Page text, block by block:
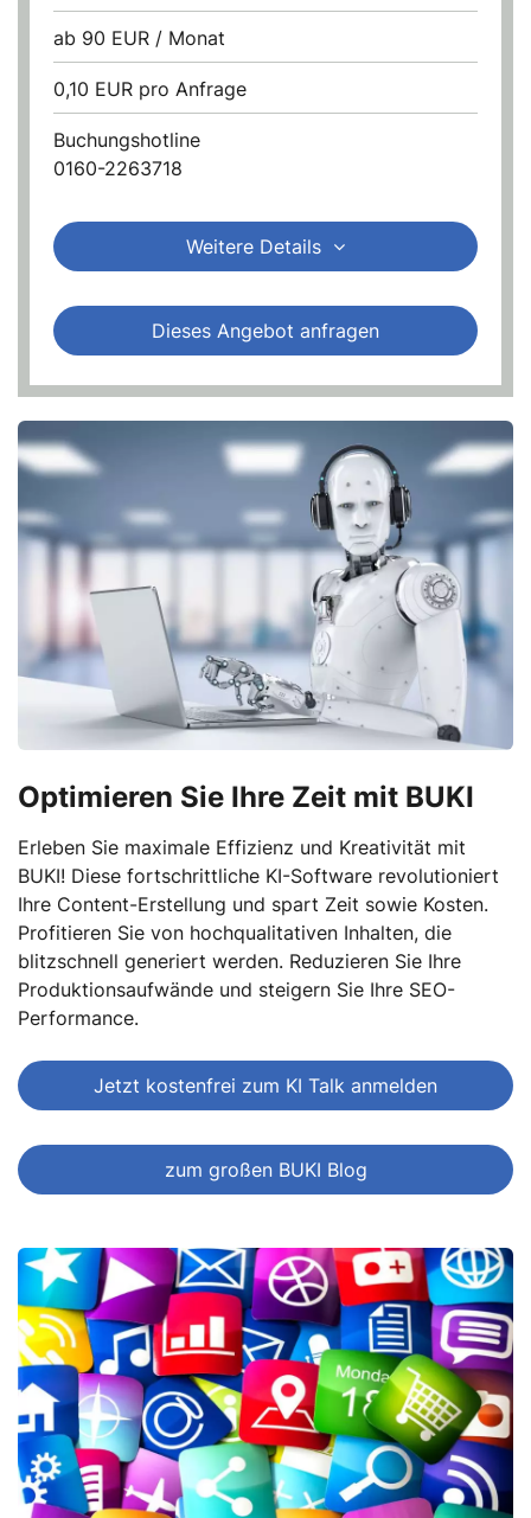
ab 90 EUR / Monat
0,10 EUR pro Anfrage
Buchungshotline
0160-2263718
Weitere Details
Dieses Angebot anfragen
Optimieren Sie Ihre Zeit mit BUKI
Erleben Sie maximale Effizienz und Kreativität mit
BUKI! Diese fortschrittliche KI-Software revolutioniert
Ihre Content-Erstellung und spart Zeit sowie Kosten.
Profitieren Sie von hochqualitativen Inhalten, die
blitzschnell generiert werden. Reduzieren Sie Ihre
Produktionsaufwände und steigern Sie Ihre SEO-
Performance.
Jetzt kostenfrei zum KI Talk anmelden
zum großen BUKI Blog